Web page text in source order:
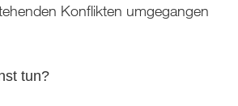
Konflikten umgegangen
tun?